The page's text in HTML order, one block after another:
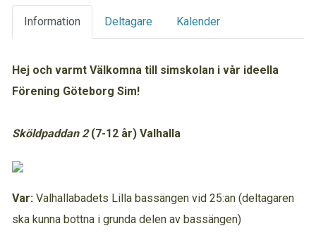
Information Deltagare Kalender
Hej och varmt Välkomna till simskolan i vår ideella
Förening Göteborg Sim!
Sköldpaddan 2(7-12 år) Valhalla
Var: Valhallabadets Lilla bassängen vid 25:an (deltagaren
ska kunna bottna i grunda delen av bassängen)